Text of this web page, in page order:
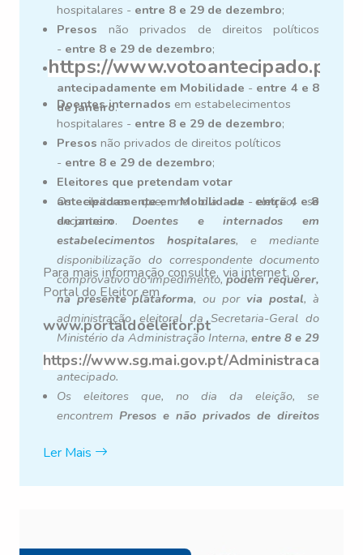
hospitalares - entre 8 e 29 de dezembro;
Presos não privados de direitos políticos
- entre 8 e 29 de dezembro;
Eleitores que pretendam votar
antecipadamente em Mobilidade - entre 4 e 8
de janeiro.
https://www.votoantecipado.pt/
Doentes internados em estabelecimentos
hospitalares - entre 8 e 29 de dezembro;
Presos não privados de direitos políticos
- entre 8 e 29 de dezembro;
Eleitores que pretendam votar
antecipadamente em Mobilidade -entre 4 e 8
de janeiro.
Os eleitores que, no dia da eleição, se
encontremDoentes e internados em
estabelecimentos hospitalares, e mediante
disponibilização do correspondente documento
comprovativo do impedimento,podem requerer,
na presente plataforma
, ou por via postal, à
administração eleitoral da Secretaria-Geral do
Ministério da Administração Interna,entre 8 e 29
de dezembroo exercício do direito de voto
antecipado.
Os eleitores que, no dia da eleição, se
encontremPresos e não privados de direitos
correspondente documento comprovativo do
Para mais informação consulte, via internet, o
Portal do Eleitor em
www.portaldoeleitor.pt
https://www.sg.mai.gov.pt/
Ler Mais